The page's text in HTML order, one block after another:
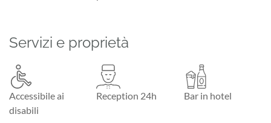
Servizi e proprietà
Accessibile ai
disabili
Reception 24h Bar in hotel